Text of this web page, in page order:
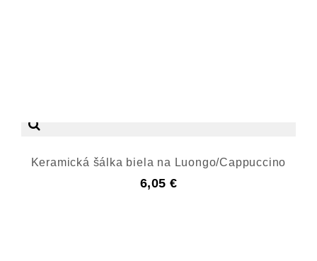
Keramická šálka biela na Luongo/Cappuccino
6,05 €